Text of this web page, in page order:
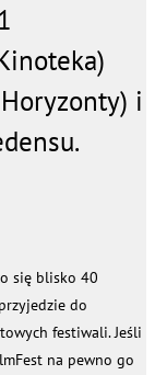
i
się blisko 40
do
festiwali. Jeśli
na pewno go